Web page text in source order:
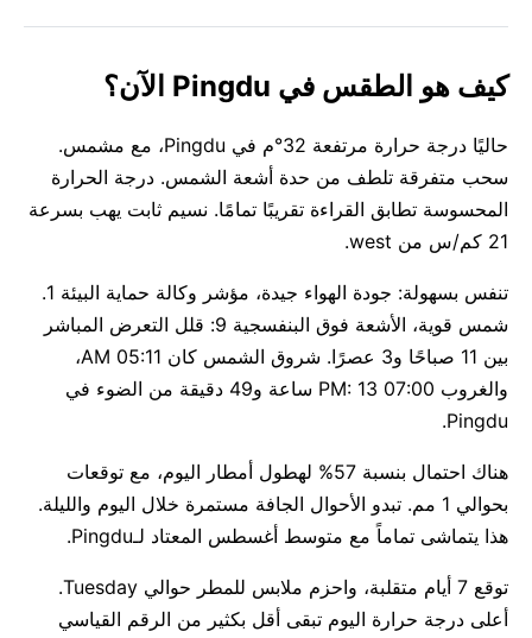
كيف هو الطقس في Pingdu الآن؟
حاليًا درجة حرارة مرتفعة 32°م في Pingdu، مع مشمس.
سحب متفرقة تلطف من حدة أشعة الشمس. درجة الحرارة
المحسوسة تطابق القراءة تقريبًا تمامًا. نسيم ثابت يهب بسرعة
21 كم/س من west.
تنفس بسهولة: جودة الهواء جيدة، مؤشر وكالة حماية البيئة 1.
شمس قوية، الأشعة فوق البنفسجية 9: قلل التعرض المباشر
بين 11 صباحًا و3 عصرًا. شروق الشمس كان 05:11 AM،
والغروب 07:00 PM: 13 ساعة و49 دقيقة من الضوء في
Pingdu.
هناك احتمال بنسبة 57% لهطول أمطار اليوم، مع توقعات
بحوالي 1 مم. تبدو الأحوال الجافة مستمرة خلال اليوم والليلة.
هذا يتماشى تماماً مع متوسط أغسطس المعتاد لـPingdu.
توقع 7 أيام متقلبة، واحزم ملابس للمطر حوالي Tuesday.
أعلى درجة حرارة اليوم تبقى أقل بكثير من الرقم القياسي